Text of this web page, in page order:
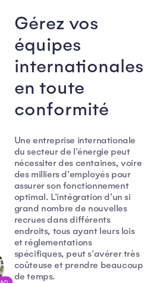
Gérez vos
équipes
internationales
en toute
conformité
Une entreprise internationale
du secteur de l'énergie peut
nécessiter des centaines, voire
des milliers d'employés pour
assurer son fonctionnement
optimal. L'intégration d'un si
grand nombre de nouvelles
recrues dans différents
endroits, tous ayant leurs lois
et réglementations
spécifiques, peut s'avérer très
coûteuse et prendre beaucoup
de temps.